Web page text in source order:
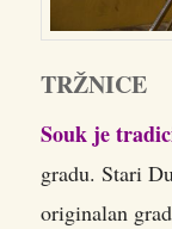
TRŽNICE
Souk je
gradu. Stari
originalan